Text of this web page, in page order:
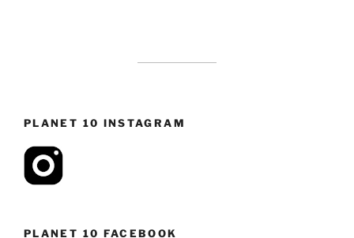
PLANET 10 INSTAGRAM
PLANET 10 FACEBOOK